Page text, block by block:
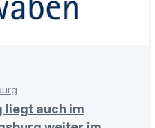
liegt auch im